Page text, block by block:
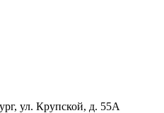
ул. Крупской, д. 55А